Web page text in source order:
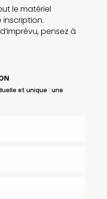
le matériel
inscription.
pensez à
et unique : une